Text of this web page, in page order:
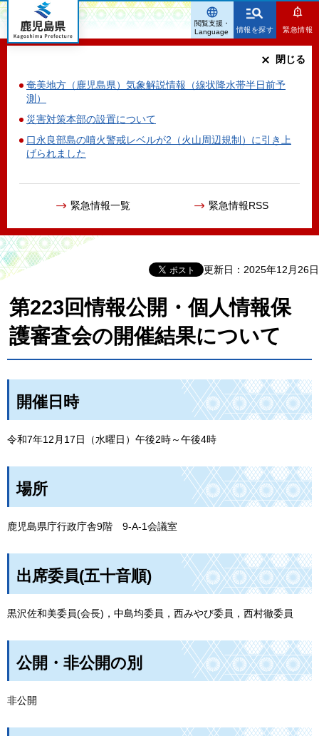
鹿児島県
情報を探す 緊急情報
奄美地方（鹿児島県）気象解説情報（線状降水帯半日前予
測）
災害対策本部の設置について
口永良部島の噴火警戒レベルが2（火山周辺規制）に引き上
げられました
緊急情報一覧 緊急情報RSS
閉じる
閲覧支援・
Language
更新日：2025年12月26日
第223回情報公開・個人情報保
護審査会の開催結果について
開催日時
令和7年12月17日（水曜日）午後2時～午後4時
場所
鹿児島県庁行政庁舎9階 9-A-1会議室
出席委員(五十音順)
黒沢佐和美委員(会長)，中島均委員，西みやび委員，西村徹委員
公開・非公開の別
非公開